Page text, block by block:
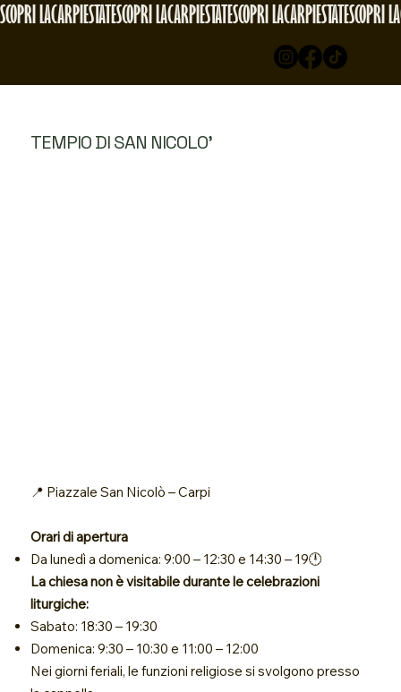
SCOPRI LACARPIESTATE
TEMPIO DI SAN NICOLO'
📍 Piazzale San Nicolò – Carpi
Orari di apertura
Da lunedì a domenica: 9:00 – 12:30 e 14:30 – 19🕛
La chiesa non è visitabile durante le celebrazioni
liturgiche:
Sabato: 18:30 – 19:30
Domenica: 9:30 – 10:30 e 11:00 – 12:00
Nei giorni feriali, le funzioni religiose si svolgono presso